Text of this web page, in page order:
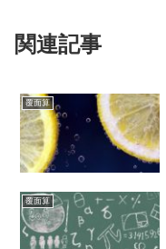
関連記事
覆面算
覆面算